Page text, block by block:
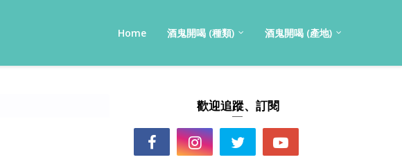
Home 酒鬼開喝 (種類) 酒鬼開喝 (產地)
歡迎追蹤、訂閱